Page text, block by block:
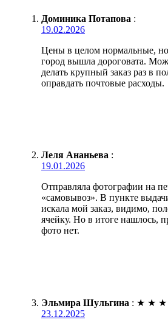
Доминика Потапова :
19.02.2026
Цены в целом нормальные, но
город вышла дороговата.
делать крупный заказ раз в
оправдать почтовые расходы.
Леля Ананьева :
19.01.2026
Отправляла фотографии на
«самовывоз». В пункте
искала мой заказ, видимо,
ячейку. Но в итоге нашлось,
фото нет.
Эльмира Шульгина : ★ ★ ★
23.12.2025